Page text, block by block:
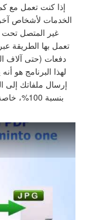
إذا كنت تعمل مع
الخدمات لأشخاص
تعمل بها الطريقة
دفعات (حتى آلاف
لهذا البرنامج هو
إرسال ملفاتك إلى
بنسبة